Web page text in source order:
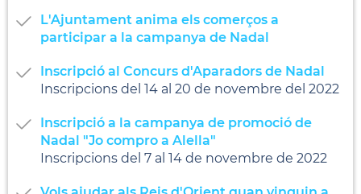
L'Ajuntament anima els comerços a
participar a la campanya de Nadal
Inscripció al Concurs d'Aparadors de Nadal
Inscripcions del 14 al 20 de novembre del 2022
Inscripció a la campanya de promoció de
Nadal "Jo compro a Alella"
Inscripcions del 7 al 14 de novembre de 2022